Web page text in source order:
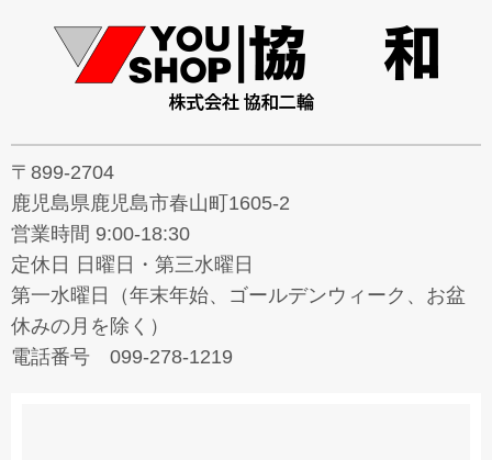
〒899-2704
鹿児島県鹿児島市春山町1605-2
営業時間 9:00-18:30
定休日 日曜日・第三水曜日
第一水曜日（年末年始、ゴールデンウィーク、お盆
休みの月を除く）
電話番号 099-278-1219